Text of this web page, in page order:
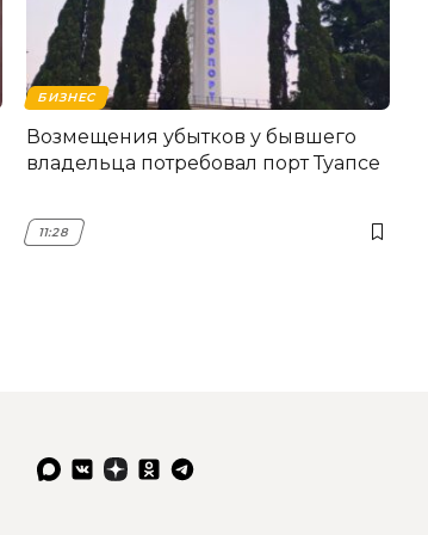
БИЗНЕС
Возмещения убытков у бывшего
владельца потребовал порт Туапсе
11:28